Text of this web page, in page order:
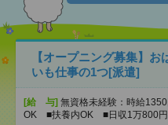
【オープニング募集】
いも仕事の1つ[派遣]
[給 与] 無資格未経験：時給
OK ■扶養内OK ■日収1万800円